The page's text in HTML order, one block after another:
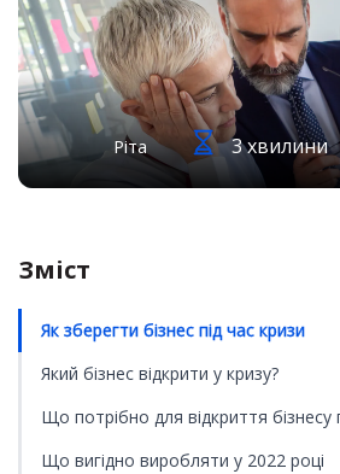
Ріта 3 хвилини
Зміст
Як зберегти бізнес під час кризи
Який бізнес відкрити у кризу?
Що потрібно для відкриття бізнесу
Що вигідно виробляти у 2022 році